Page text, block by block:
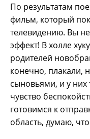
По результатам
фильм, который
телевидению. Вы
эффект! В холле
родителей
конечно, плакали,
сыновьями, и у них
чувство
готовимся к
область, думаю,